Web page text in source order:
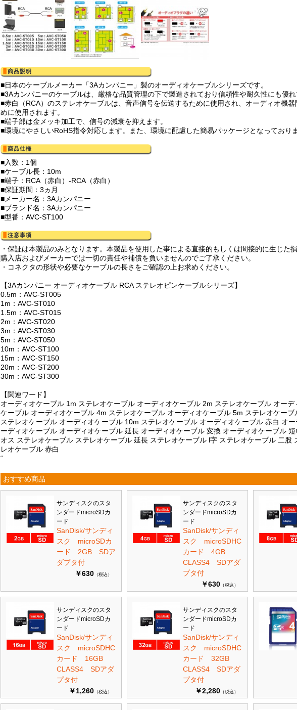
■日本のケーブルメーカー「3Aカンパニー」製のオーディオケーブルシリーズです。
■3Aカンパニーのケーブルは、厳格な品質管理の下で製造されており信頼性や耐久性にも優れ
■赤白（RCA）のステレオケーブルは、音声信号を伝送するために使用され、オーディオ機
めに使用されます。
■端子部は金メッキ加工で、信号の減衰を抑えます。
■環境にやさしいRoHS指令対応します。また、環境に配慮した簡易パッケージとなっておりま
■入数：1個
■ケーブル長：10m
■端子：RCA（赤白）-RCA（赤白）
■保証期間：3ヵ月
■メーカー名：3Aカンパニー
■ブランド名：3Aカンパニー
■型番：AVC-ST100
・保証は本製品のみとなります。本製品を使用した事による直接的もしくは間接的に生じた
購入店およびメーカーでは一切の責任や補償を負いませんのでご了承ください。
・コネクタの形状や必要なケーブルの長さをご確認の上お求めください。
【3Aカンパニー オーディオケーブル RCA ステレオピンケーブルシリーズ】
0.5m：AVC-ST005
1m：AVC-ST010
1.5m：AVC-ST015
2m：AVC-ST020
3m：AVC-ST030
5m：AVC-ST050
10m：AVC-ST100
15m：AVC-ST150
20m：AVC-ST200
30m：AVC-ST300
【関連ワード】
オーディオケーブル 1m ステレオケーブル オーディオケーブル 2m ステレオケーブル オー
ケーブル オーディオケーブル 4m ステレオケーブル オーディオケーブル 5m ステレオケー
ステレオケーブル オーディオケーブル 10m ステレオケーブル オーディオケーブル 赤白 オ
ーディオケーブル オーディオケーブル 延長 オーディオケーブル 変換 オーディオケーブル
オス ステレオケーブル ステレオケーブル 延長 ステレオケーブル l字 ステレオケーブル 二股
レオケーブル 赤白
“
おすすめ商品
サンディスクのスタ
ンダードmicroSDカ
ード
SanDisk/サンディ
スク microSDカ
ード 2GB SDア
ダプタ付
￥630 （税込）
サンディスクのスタ
ンダードmicroSDカ
ード
SanDisk/サンディ
スク microSDHC
カード 4GB
CLASS4 SDアダ
プタ付
￥630 （税込）
サンディスクのスタ
ンダードmicroSDカ
ード
SanDisk/サンディ
スク microSDHC
カード 16GB
CLASS4 SDアダ
プタ付
￥1,260 （税込）
サンディスクのスタ
ンダードmicroSDカ
ード
SanDisk/サンディ
スク microSDHC
カード 32GB
CLASS4 SDアダ
プタ付
￥2,280 （税込）